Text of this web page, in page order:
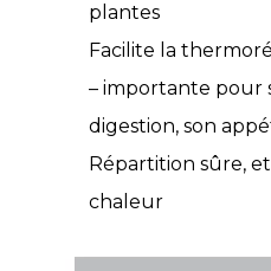
plantes
Facilite la
– importante pour
digestion, son
Répartition sûre,
chaleur